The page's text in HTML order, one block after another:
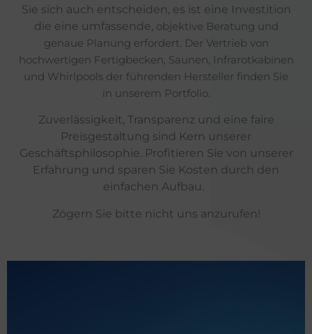
Sie sich auch entscheiden, es ist eine Investition
die eine umfassende, objektive Beratung und
genaue Planung erfordert. Der Vertrieb von
hochwertigen Fertigbecken, Saunen, Infrarotkabinen
und Whirlpools der führenden Hersteller finden Sie
in unserem Portfolio.
Zuverlässigkeit, Transparenz und eine faire
Preisgestaltung sind Kern unserer
Geschäftsphilosophie. Profitieren Sie von unserer
Erfahrung und sparen Sie Kosten durch den
einfachen Aufbau.
Zögern Sie bitte nicht uns anzurufen!